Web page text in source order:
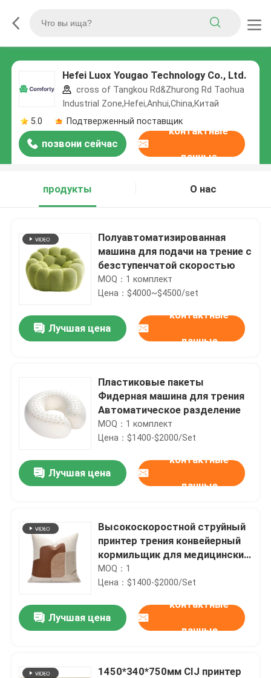
Hefei Luox Yougao Technology Co., Ltd.
cross of Tangkou Rd&Zhurong Rd Taohua
Industrial Zone,Hefei,Anhui,China,Китай
5.0
Подтверженный поставщик
позвони сейчас
контактные
данные
продукты О нас
Полуавтоматизированная
машина для подачи на трение с
безступенчатой скоростью
MOQ：1 комплект
Цена：$4000~$4500/set
Лучшая цена
контактные
данные
Пластиковые пакеты
Фидерная машина для трения
Автоматическое разделение
MOQ：1 комплект
Цена：$1400-$2000/Set
Лучшая цена
контактные
данные
Высокоскоростной струйный
принтер трения конвейерный
кормильщик для медицинских
коробок
MOQ：1
Цена：$1400-$2000/Set
Лучшая цена
контактные
данные
1450*340*750мм CIJ принтер